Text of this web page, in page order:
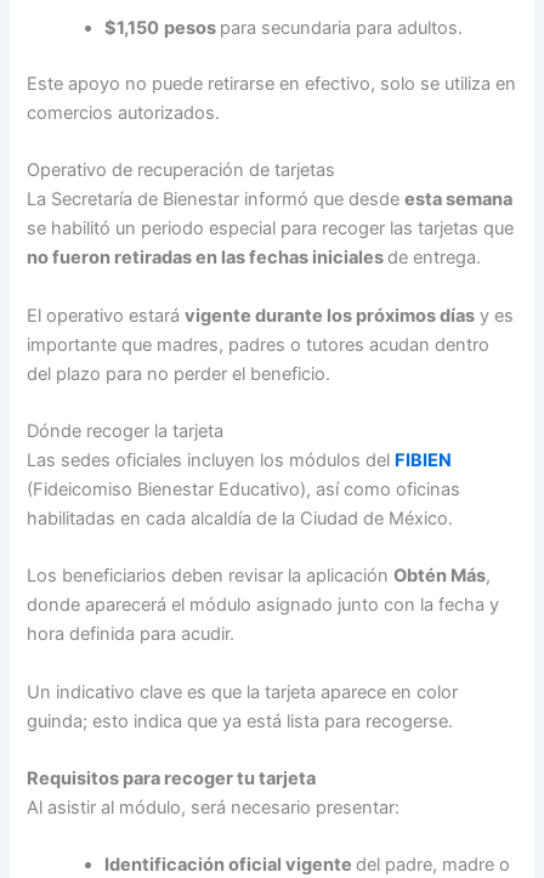
$1,150 pesos para secundaria para adultos.
Este apoyo no puede retirarse en efectivo, solo se utiliza en
comercios autorizados.
Operativo de recuperación de tarjetas
La Secretaría de Bienestar informó que desdeesta semana
se habilitó un periodo especial para recoger las tarjetas que
no fueron retiradas en las fechas inicialesde entrega.
El operativo estarávigente durante los próximos días y es
importante que madres, padres o tutores acudan dentro
del plazo para no perder el beneficio.
Dónde recoger la tarjeta
Las sedes oficiales incluyen los módulos del FIBIEN
(Fideicomiso Bienestar Educativo), así como oficinas
habilitadas en cada alcaldía de la Ciudad de México.
Los beneficiarios deben revisar la aplicaciónObtén Más,
donde aparecerá el módulo asignado junto con la fecha y
hora definida para acudir.
Un indicativo clave es que la tarjeta aparece en color
guinda; esto indica que ya está lista para recogerse.
Requisitos para recoger tu tarjeta
Al asistir al módulo, será necesario presentar:
Identificación oficial vigentedel padre, madre o